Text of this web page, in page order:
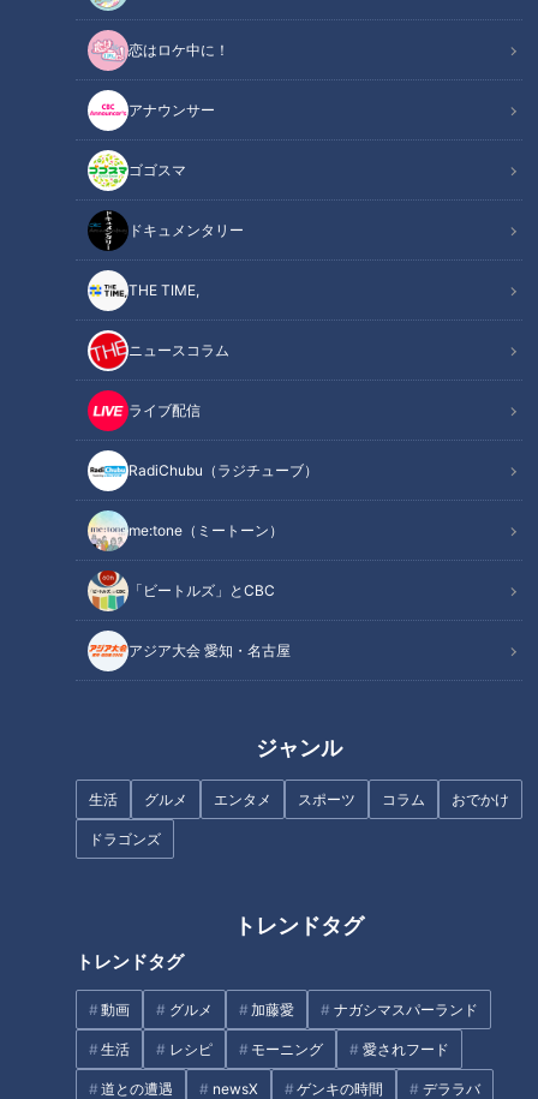
恋はロケ中に！
アナウンサー
ゴゴスマ
ドキュメンタリー
THE TIME,
ニュースコラム
ライブ配信
RadiChubu（ラジチューブ）
me:tone（ミートーン）
「ビートルズ」とCBC
アジア大会 愛知・名古屋
ジャンル
生活 グルメ エンタメ スポーツ コラム おでかけ
ドラゴンズ
トレンドタグ
トレンドタグ
動画 グルメ 加藤愛 ナガシマスパーランド
生活 レシピ モーニング 愛されフード
道との遭遇 newsX ゲンキの時間 デララバ
CBC web
「CBC web」からのお知らせ
＜イベント紹介＞
CBCテレビが独自の深掘り取材を長期にわたって継続してい
る医療関連の話題について、テレビでは伝えきれない最新の情
報、さらには取材のウラ話など”ここだけの”話をお伝えしま
す！ 夕方ニュース番組「チャント！」でおなじみの大石邦彦
アンカーマン が、「新型コロナの今」と「接種3年目に入っ
たワクチンの副反応」などについて最前線の医師と“ホンネト
ーク”を繰り広げます！
観覧チケットは完売しましたが、Locipo（ロキポ）で有料配
信をします。
https://locipo.jp/premium/live/ceeaf6f4-83d0-4688-adac-
fadb378b2f09
・ライブ配信チケット：2,000円（税込）
公演概要
公演名：CBCチャント！×医療 「大石が聞く」
～テレビじゃ聞けない ここだけのウラ話～
出演: 司会:大石邦彦（CBCテレビ解説委員）
ゲスト:丸田佳奈（医師・産婦人科）
宮沢孝幸（京都大学 医生物学研究所准教